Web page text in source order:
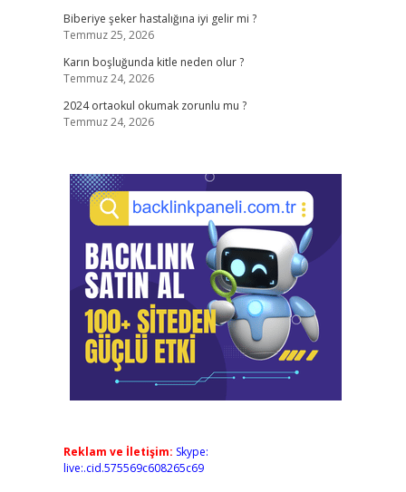
Biberiye şeker hastalığına iyi gelir mi ?
Temmuz 25, 2026
Karın boşluğunda kitle neden olur ?
Temmuz 24, 2026
2024 ortaokul okumak zorunlu mu ?
Temmuz 24, 2026
Reklam ve İletişim: Skype:
live:.cid.575569c608265c69